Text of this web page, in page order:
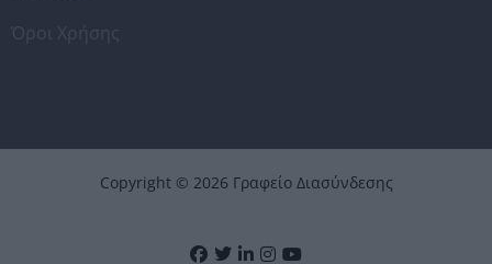
Όροι Χρήσης
Copyright © 2026 Γραφείο Διασύνδεσης